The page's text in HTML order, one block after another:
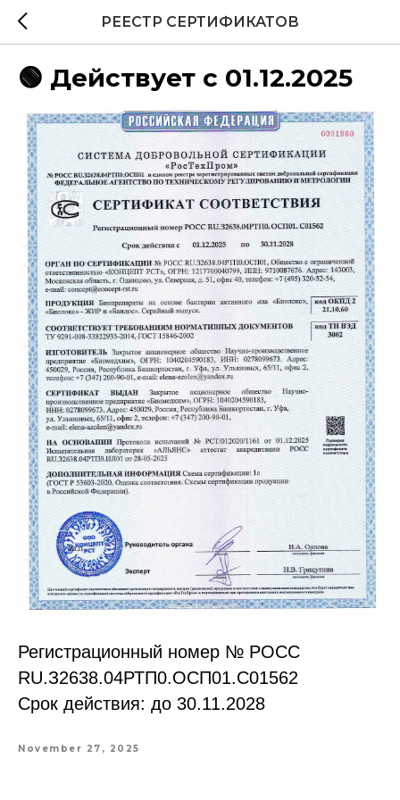
РЕЕСТР СЕРТИФИКАТОВ
🟢 Действует с 01.12.2025
Регистрационный номер № РОСС
RU.З2638.04РТП0.OCП01.С01562
Срок действия: до 30.11.2028
November 27, 2025